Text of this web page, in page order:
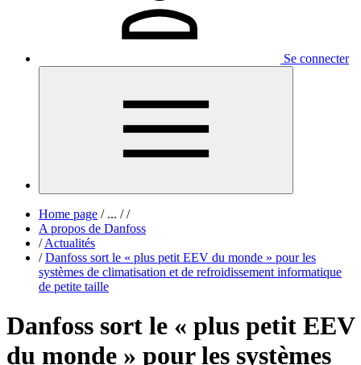
Se connecter
Home page /... / /
A propos de Danfoss
/ Actualités
/ Danfoss sort le « plus petit EEV du monde » pour les
systèmes de climatisation et de refroidissement informatique
de petite taille
Danfoss sort le « plus petit EEV
du monde » pour les systèmes